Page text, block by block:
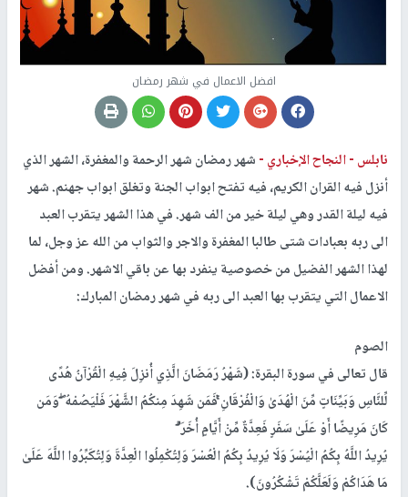
افضل الاعمال في شهر رمضان
نابلس -النجاح الإخباري -شهر رمضان شهر الرحمة والمغفرة، الشهر الذي
أنزل فيه القران الكريم، فيه تفتح ابواب الجنة وتغلق ابواب جهنم. شهر
فيه ليلة القدر وهي ليلة خير من الف شهر. في هذا الشهر يتقرب العبد
الى ربه بعبادات شتى طالبا المغفرة والاجر والثواب من الله عز وجل، لما
لهذا الشهر الفضيل من خصوصية ينفرد بها عن باقي الاشهر. ومن أفضل
الاعمال التي يتقرب بها العبد الى ربه في شهر رمضان المبارك:
الصوم
قال تعالى في سورة البقرة: (شَهْرُ رَمَضَانَ الَّذِي أُنزِلَ فِيهِ الْقُرْآنُ هُدًى
لِّلنَّاسِ وَبَيِّنَاتٍ مِّنَ الْهُدَىٰ وَالْفُرْقَانِ ۚفَمَن شَهِدَ مِنكُمُ الشَّهْرَ فَلْيَصُمْهُ ۖ وَمَن
كَانَ مَرِيضًا أَوْ عَلَىٰ سَفَرٍ فَعِدَّةٌ مِّنْ أَيَّامٍ أُخَرَ ۗ
يُرِيدُ اللَّهُ بِكُمُ الْيُسْرَ وَلَا يُرِيدُ بِكُمُ الْعُسْرَ وَلِتُكْمِلُوا الْعِدَّةَ وَلِتُكَبِّرُوا اللَّهَ عَلَىٰ
مَا هَدَاكُمْ وَلَعَلَّكُمْ تَشْكُرُونَ).